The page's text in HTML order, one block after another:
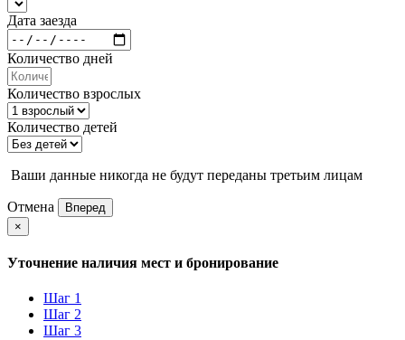
Дата заезда
Количество дней
Количество взрослых
Количество детей
Ваши данные никогда не будут переданы третьим лицам
Отмена
Вперед
×
Уточнение наличия мест и бронирование
Шаг 1
Шаг 2
Шаг 3